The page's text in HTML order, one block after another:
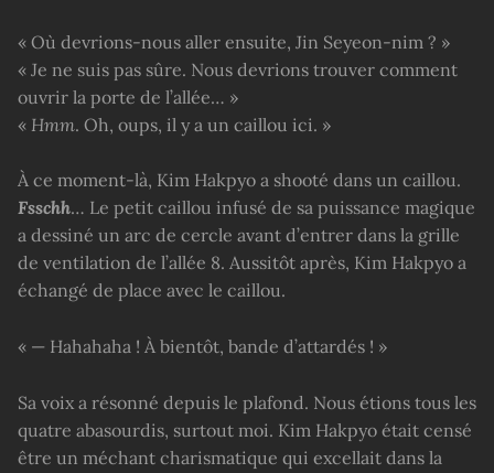
« Où devrions-nous aller ensuite, Jin Seyeon-nim ? »
« Je ne suis pas sûre. Nous devrions trouver comment
ouvrir la porte de l’allée… »
« Hmm. Oh, oups, il y a un caillou ici. »
À ce moment-là, Kim Hakpyo a shooté dans un caillou.
Fsschh… Le petit caillou infusé de sa puissance magique
a dessiné un arc de cercle avant d’entrer dans la grille
de ventilation de l’allée 8. Aussitôt après, Kim Hakpyo a
échangé de place avec le caillou.
« — Hahahaha ! À bientôt, bande d’attardés ! »
Sa voix a résonné depuis le plafond. Nous étions tous les
quatre abasourdis, surtout moi. Kim Hakpyo était censé
être un méchant charismatique qui excellait dans la